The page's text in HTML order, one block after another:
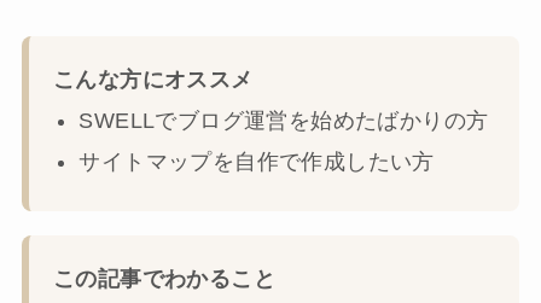
こんな方にオススメ
SWELLでブログ運営を始めたばかりの方
サイトマップを自作で作成したい方
この記事でわかること